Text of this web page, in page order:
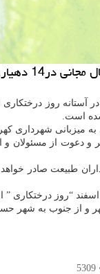
است.
میزبانی شهرداری
و دعوت از مسئولان
طبیعت صادر
فشافویه محصور و در
5309